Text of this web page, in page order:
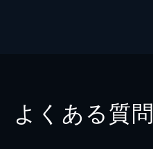
よくある質問